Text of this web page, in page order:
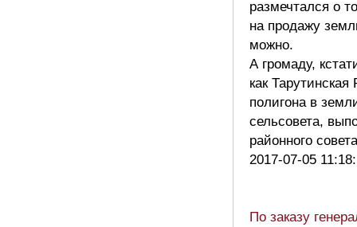
размечтался о
на продажу
можно.
А громаду,
как
полигона в
сельсовета,
районного
2017-07-05
По заказу